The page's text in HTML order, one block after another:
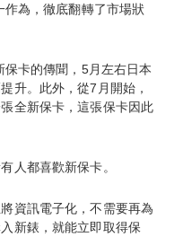
為，徹底翻轉了市場狀
卡的傳聞，5月左右日本
升。此外，從7月開始，
全新保卡，這張保卡因此
人都喜歡新保卡。
資訊電子化，不需要再為
新錶，就能立即取得保